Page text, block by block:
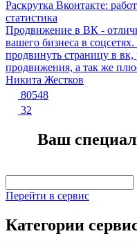
Раскрутка Вконтакте:
статистика
Продвижение в ВК -
вашего бизнеса в
продвинуть страницу в
продвижения, а так же
Никита Жестков
80548
32
Ваш
Перейти в сервис
Категории